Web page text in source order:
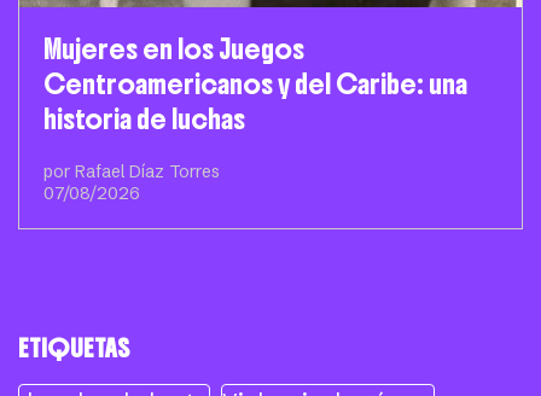
Mujeres en los Juegos
Centroamericanos y del Caribe: una
historia de luchas
por Rafael Díaz Torres
07/08/2026
ETIQUETAS